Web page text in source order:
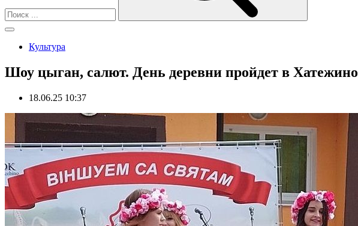
Культура
Шоу цыган, салют. День деревни пройдет в Хатежино
18.06.25 10:37